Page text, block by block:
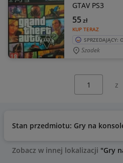
GTAV PS3
KUP TERAZ
55zł
SPRZEDAJĄCY:
Szadek
Stan przedmiotu: Gry na
Zobacz w innej lokalizacji "Gry